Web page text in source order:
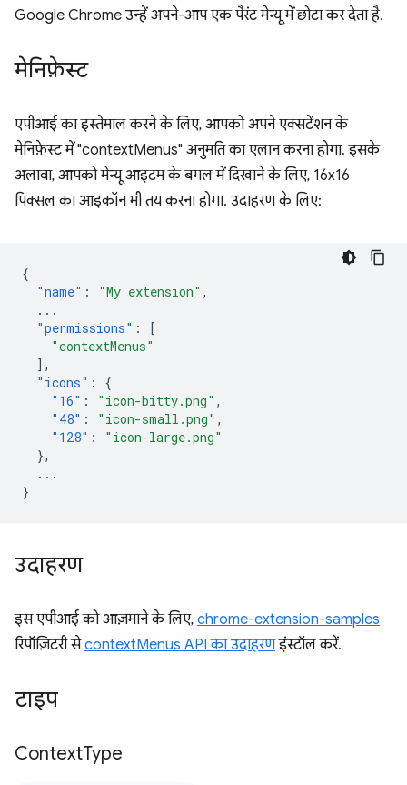
Google Chrome उन्हें अपने-आप एक पैरंट मेन्यू में छोटा कर देता है.
मेनिफ़ेस्ट
एपीआई का इस्तेमाल करने के लिए, आपको अपने एक्सटेंशन के
मेनिफ़ेस्ट में "contextMenus" अनुमति का एलान करना होगा. इसके
अलावा, आपको मेन्यू आइटम के बगल में दिखाने के लिए, 16x16
पिक्सल का आइकॉन भी तय करना होगा. उदाहरण के लिए:
{
"name" : "My extension" ,
...
"permissions" :
[
"contextMenus"
],
"icons" :
{
"16" : "icon-bitty.png" ,
"48" : "icon-small.png" ,
"128" :
"icon-large.png"
},
...
}
उदाहरण
इस एपीआई को आज़माने के लिए, chrome-extension-samples
रिपॉज़िटरी सेcontextMenus API का उदाहरणइंस्टॉल करें.
टाइप
ContextType